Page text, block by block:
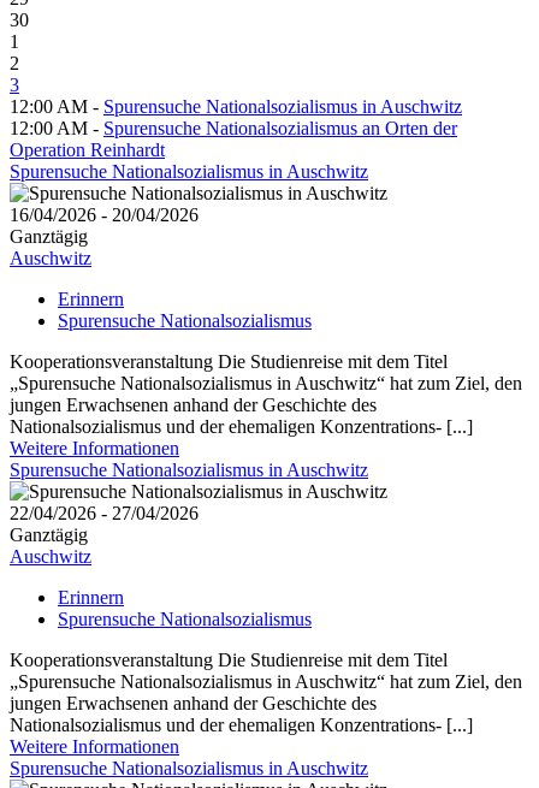
30
1
2
3
12:00 AM - Spurensuche Nationalsozialismus in Auschwitz
12:00 AM - Spurensuche Nationalsozialismus an Orten der
Operation Reinhardt
Spurensuche Nationalsozialismus in Auschwitz
16/04/2026 - 20/04/2026
Ganztägig
Auschwitz
Erinnern
Spurensuche Nationalsozialismus
Kooperationsveranstaltung Die Studienreise mit dem Titel
„Spurensuche Nationalsozialismus in Auschwitz“ hat zum Ziel, den
jungen Erwachsenen anhand der Geschichte des
Nationalsozialismus und der ehemaligen Konzentrations- [...]
Weitere Informationen
Spurensuche Nationalsozialismus in Auschwitz
22/04/2026 - 27/04/2026
Ganztägig
Auschwitz
Erinnern
Spurensuche Nationalsozialismus
Kooperationsveranstaltung Die Studienreise mit dem Titel
„Spurensuche Nationalsozialismus in Auschwitz“ hat zum Ziel, den
jungen Erwachsenen anhand der Geschichte des
Nationalsozialismus und der ehemaligen Konzentrations- [...]
Weitere Informationen
Spurensuche Nationalsozialismus in Auschwitz